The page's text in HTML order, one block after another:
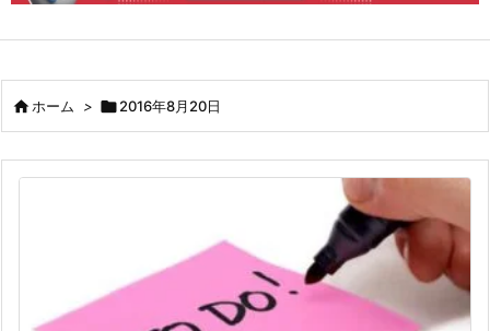


次へ

ホーム > 2016年8月20日